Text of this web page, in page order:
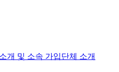
개 및 소속 가입단체 소개